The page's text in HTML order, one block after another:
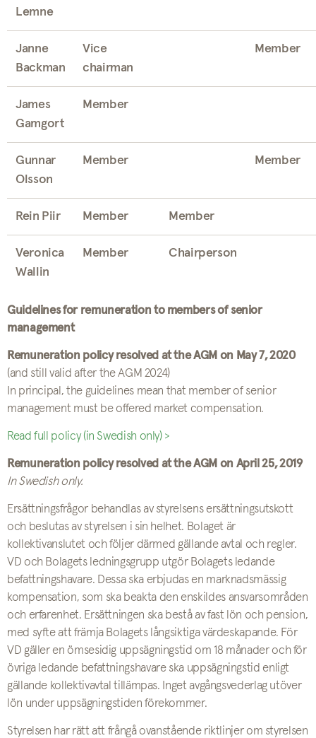
Lemne
Janne
Backman
Vice
chairman
Member
James
Gamgort
Member
Gunnar
Olsson
Member Member
Rein Piir Member Member
Veronica
Wallin
Member Chairperson
Guidelines for remuneration to members of senior
management
Remuneration policy resolved at the AGM on May 7, 2020
(and still valid after the AGM 2024)
In principal, the guidelines mean that member of senior
management must be offered market compensation.
Read full policy (in Swedish only) >
Remuneration policy resolved at the AGM on April 25, 2019
In Swedish only.
Ersättningsfrågor behandlas av styrelsens ersättningsutskott
och beslutas av styrelsen i sin helhet. Bolaget är
kollektivanslutet och följer därmed gällande avtal och regler.
VD och Bolagets ledningsgrupp utgör Bolagets ledande
befattningshavare. Dessa ska erbjudas en marknadsmässig
kompensation, som ska beakta den enskildes ansvarsområden
och erfarenhet. Ersättningen ska bestå av fast lön och pension,
med syfte att främja Bolagets långsiktiga värdeskapande. För
VD gäller en ömsesidig uppsägningstid om 18 månader och för
övriga ledande befattningshavare ska uppsägningstid enligt
gällande kollektivavtal tillämpas. Inget avgångsvederlag utöver
lön under uppsägningstiden förekommer.
Styrelsen har rätt att frångå ovanstående riktlinjer om styrelsen